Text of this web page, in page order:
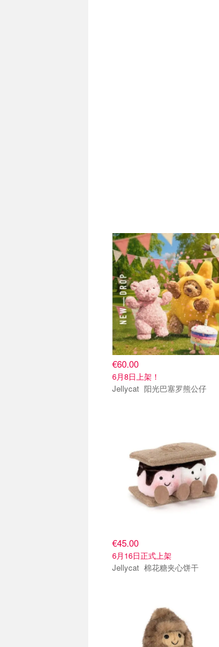
€60.00
6月8日上架！
Jellycat 阳光巴塞罗熊公仔
€45.00
6月16日正式上架
Jellycat 棉花糖夹心饼干